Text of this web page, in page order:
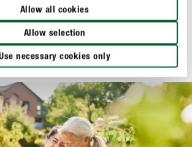
Allow all cookies
Allow selection
necessary cookies only
Bodenschutz Pellets